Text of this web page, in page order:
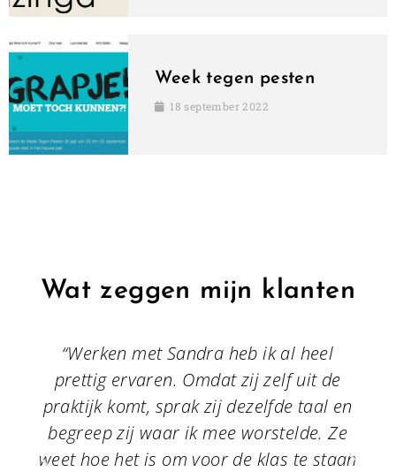
Week tegen pesten
18 september 2022
Wat zeggen mijn klanten
“Werken met Sandra heb ik al heel
prettig ervaren. Omdat zij zelf uit de
praktijk komt, sprak zij dezelfde taal en
begreep zij waar ik mee worstelde. Ze
weet hoe het is om voor de klas te staan